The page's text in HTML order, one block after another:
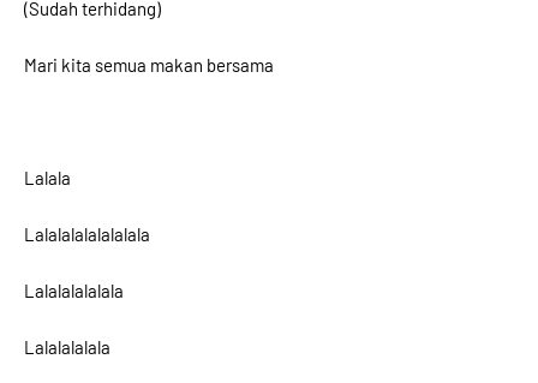
(Sudah terhidang)
Mari kita semua makan bersama
Lalala
Lalalalalalalalala
Lalalalalalala
Lalalalalala